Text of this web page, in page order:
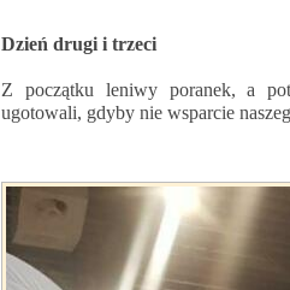
Dzień drugi i trzeci
Z początku leniwy poranek, a
ugotowali, gdyby nie wsparcie